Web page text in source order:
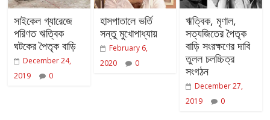
সাইকেল গ্যারেজে
পরিণত ঋত্বিক
ঘটকের পৈতৃক বাড়ি
December 24,
2019
0
হাসপাতালে ভর্তি
সন্তু মুখোপাধ্যায়
February 6,
2020
0
ঋত্বিক, মৃণাল,
সত্যজিতের পৈতৃক
বাড়ি সংরক্ষণের দাবি
তুলল চলচ্চিত্র
সংগঠন
December 27,
2019
0